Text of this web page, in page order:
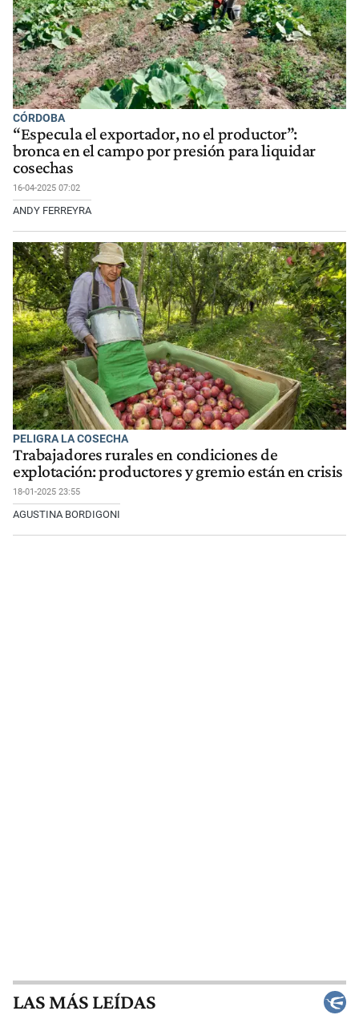
CÓRDOBA
“Especula el exportador, no el productor”:
bronca en el campo por presión para liquidar
cosechas
16-04-2025 07:02
ANDY FERREYRA
PELIGRA LA COSECHA
Trabajadores rurales en condiciones de
explotación: productores y gremio están en crisis
18-01-2025 23:55
AGUSTINA BORDIGONI
LAS MÁS LEÍDAS